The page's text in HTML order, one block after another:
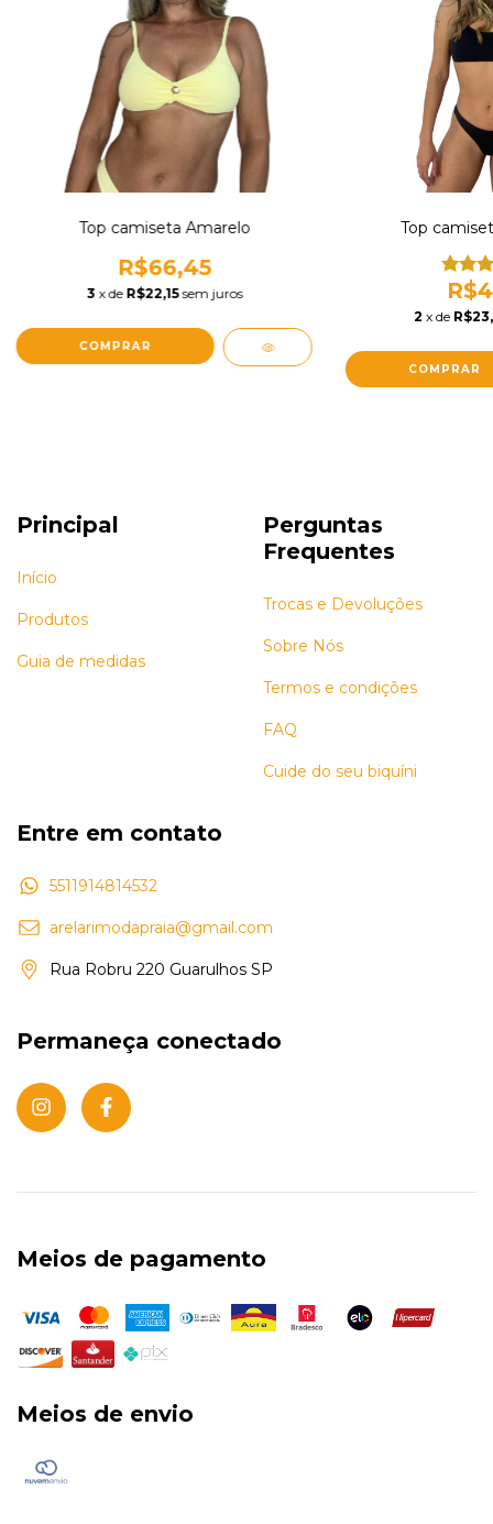
Top camiseta Amarelo
R$66,45
3 x de R$22,15 sem juros
COMPRAR
Top
2 x de
COMPRAR
Principal
Início
Produtos
Guia de medidas
Perguntas
Frequentes
Trocas e Devoluções
Sobre Nós
Termos e condições
FAQ
Cuide do seu biquíni
Entre em contato
5511914814532
arelarimodapraia@gmail.com
Rua Robru 220 Guarulhos SP
Permaneça conectado
Meios de pagamento
Meios de envio